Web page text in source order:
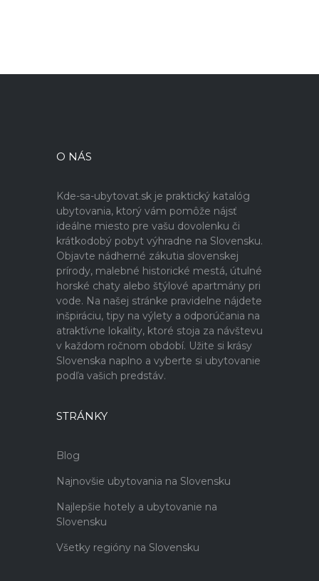
O NÁS
Kde-sa-ubytovat.sk je praktický katalóg
ubytovania, ktorý vám pomôže nájsť
ideálne miesto pre vašu dovolenku či
krátkodobý pobyt výhradne na Slovensku.
Objavte nádherné zákutia slovenskej
prírody, malebné historické mestá, útulné
horské chaty alebo štýlové apartmány pri
vode. Na našej stránke pravidelne nájdete
inšpiráciu, tipy na výlety a odporúčania na
atraktívne lokality, ktoré stoja za návštevu
v každom ročnom období. Užite si krásy
Slovenska naplno a vyberte si ubytovanie
podľa vašich predstáv.
STRÁNKY
Blog
Najnovšie ubytovania na Slovensku
Najlepšie hotely a ubytovanie na
Slovensku
Všetky regióny na Slovensku